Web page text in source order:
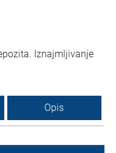
Iznajmljivanje
Opis